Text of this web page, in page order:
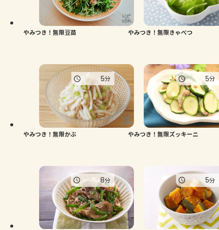
やみつき！無限豆苗 やみつき！無限きゃべつ
やみつき！無限かぶ
5分
やみつき！無限ズッキーニ
5分
8分 5分